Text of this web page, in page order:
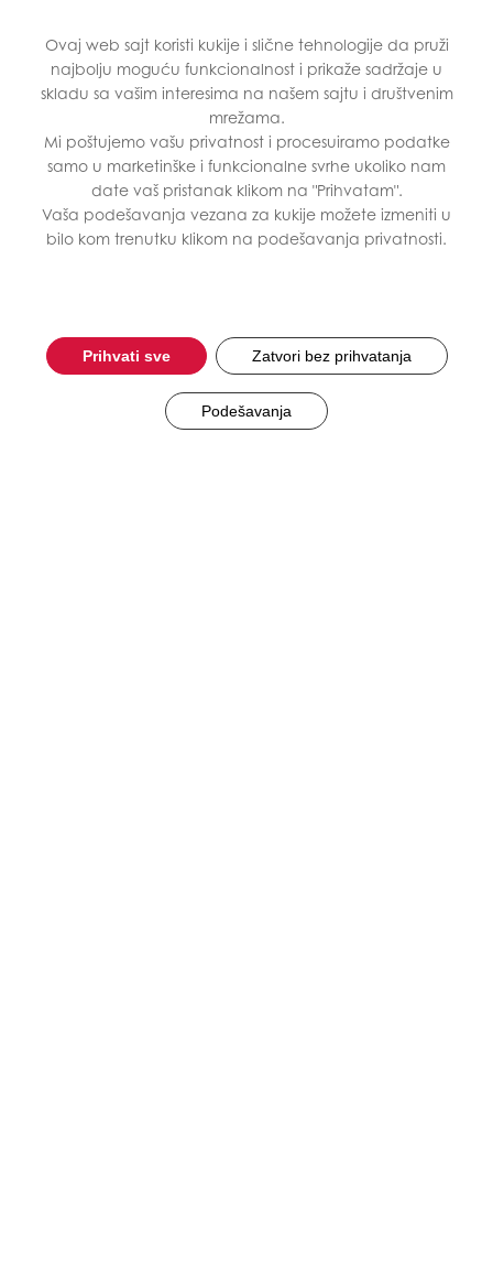
Meni
Calm & Sleep
Ne dozvolite stresu da
pobedi i ostanite u ravnoteži
svakoga dana.
Energy
Suplementi uz
osetiti razliku u
energije
Ovaj web sajt koristi kukije i slične tehnologije da pruži
najbolju moguću funkcionalnost i prikaže sadržaje u
skladu sa vašim interesima na našem sajtu i društvenim
mrežama.
Mi poštujemo vašu privatnost i procesuiramo podatke
samo u marketinške i funkcionalne svrhe ukoliko nam
date vaš pristanak klikom na "Prihvatam".
Vaša podešavanja vezana za kukije možete izmeniti u
bilo kom trenutku klikom na podešavanja privatnosti.
Prihvati sve Zatvori bez prihvatanja
Podešavanja